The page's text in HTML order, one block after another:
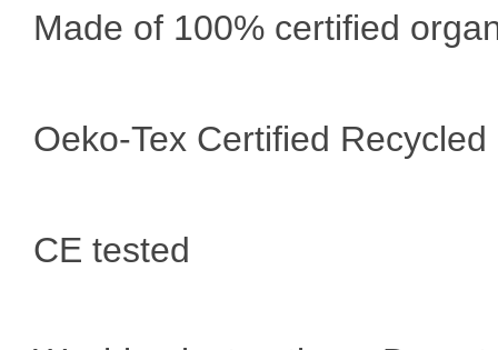
Made of 100% certified
Oeko-Tex Certified
CE tested